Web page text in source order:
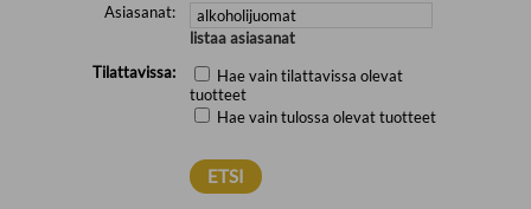
Asiasanat:
listaa asiasanat
Tilattavissa:
Hae vain tilattavissa olevat
tuotteet
Hae vain tulossa olevat tuotteet